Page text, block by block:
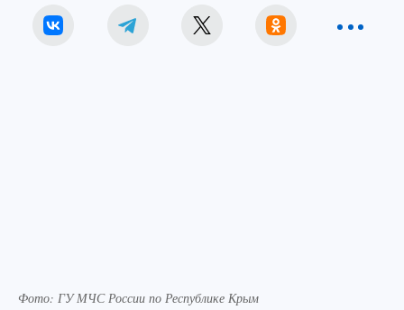
Фото: ГУ МЧС России по Республике Крым